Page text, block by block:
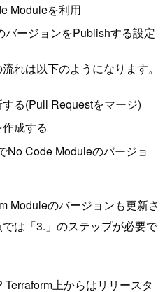
Moduleを利用
バージョンをPublishする設定
れは以下のようになります。
る(Pull Requestをマージ)
成する
No Code Moduleのバージョ
Moduleのバージョンも更新さ
は「3.」のステップが必要で
Terraform上からはリリースタ